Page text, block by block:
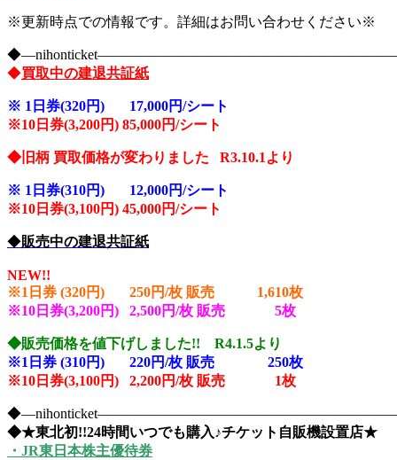
※更新時点での情報です。詳細はお問い合わせください※
◆買取中の建退共証紙
※ 1日券(320円) 17,000円/シート
※10 日券(3,200円) 85,000円/シート
◆旧柄 買取価格が変わりました R3.10.1より
※ 1日券(310円) 12,000円/シート
※10 日券(3,100円) 45,000円/シート
◆販売中の建退共証紙
NEW!!
※1日券 (320円) 250円/枚 販売 1,610枚
※10日券(3,200円) 2,500円/枚 販売 5枚
◆販売価格を値下げしました!! R4.1.5より
※1日券 (310円) 220円/枚 販売 250枚
※10日券(3,100円) 2,200円/枚 販売 1枚
◆★東北初!!24時間いつでも購入♪チケット自販機設置店★
・JR東日本株主優待券